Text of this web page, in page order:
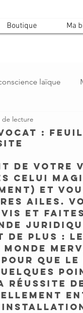
Boutique Ma
laïque
:
de lecture
de votre
celui
et
ailes.
et
de plus :
que le
réussite